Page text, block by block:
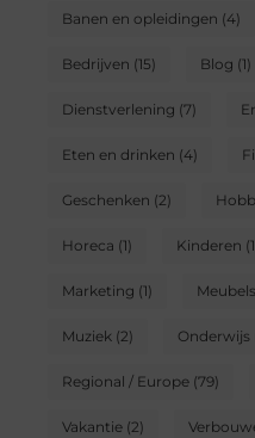
Banen en opleidingen (4)
Bedrijven (15) Blog (1)
Dienstverlening (7)
Eten en drinken (4)
Geschenken (2)
Horeca (1) Kinderen
Marketing (1) Meubels
Muziek(2) Onderwijs
Regional / Europe(79)
Vakantie(2)